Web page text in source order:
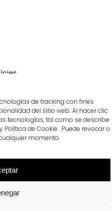
de tracking con fines
del sitio web. Al hacer clic
tecnologías, tal como se describe
de Cookie . Puede revocar o
momento.